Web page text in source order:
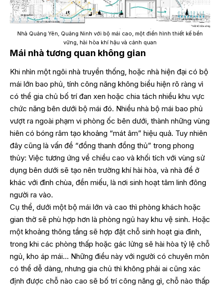
Nhà Quảng Yên, Quảng Ninh với bộ mái cao, một điển hình thiết kế bền
vững, hài hòa khí hậu và cảnh quan
Mái nhà tương quan không gian
Khi nhìn một ngôi nhà truyền thống, hoặc nhà hiện đại có bộ
mái lớn bao phủ, tính công năng không biểu hiện rõ ràng vì
có thể gia chủ bố trí đan xen hoặc chia tách nhiều khu vực
chức năng bên dưới bộ mái đó. Nhiều nhà bộ mái bao phủ
vượt ra ngoài phạm vi phòng ốc bên dưới, thành những vùng
hiên có bóng râm tạo khoảng “mát âm” hiệu quả. Tuy nhiên
đây cũng là vấn đề “đồng thanh đồng thủ” trong phong
thủy: Việc tương ứng về chiều cao và khối tích với vùng sử
dụng bên dưới sẽ tạo nên trường khí hài hòa, và nhà để ở
khác với đình chùa, đền miếu, là nơi sinh hoạt tâm linh đông
người ra vào.
Cụ thể, dưới một bộ mái lớn và cao thì phòng khách hoặc
gian thờ sẽ phù hợp hơn là phòng ngủ hay khu vệ sinh. Hoặc
một khoảng thông tầng sẽ hợp đặt chỗ sinh hoạt gia đình,
trong khi các phòng thấp hoặc gác lửng sẽ hài hòa tỷ lệ chỗ
ngủ, kho áp mái… Những điều này với người có chuyên môn
có thể dễ dàng, nhưng gia chủ thì không phải ai cũng xác
định được chỗ nào cao sẽ bố trí công năng gì, chỗ nào thấp